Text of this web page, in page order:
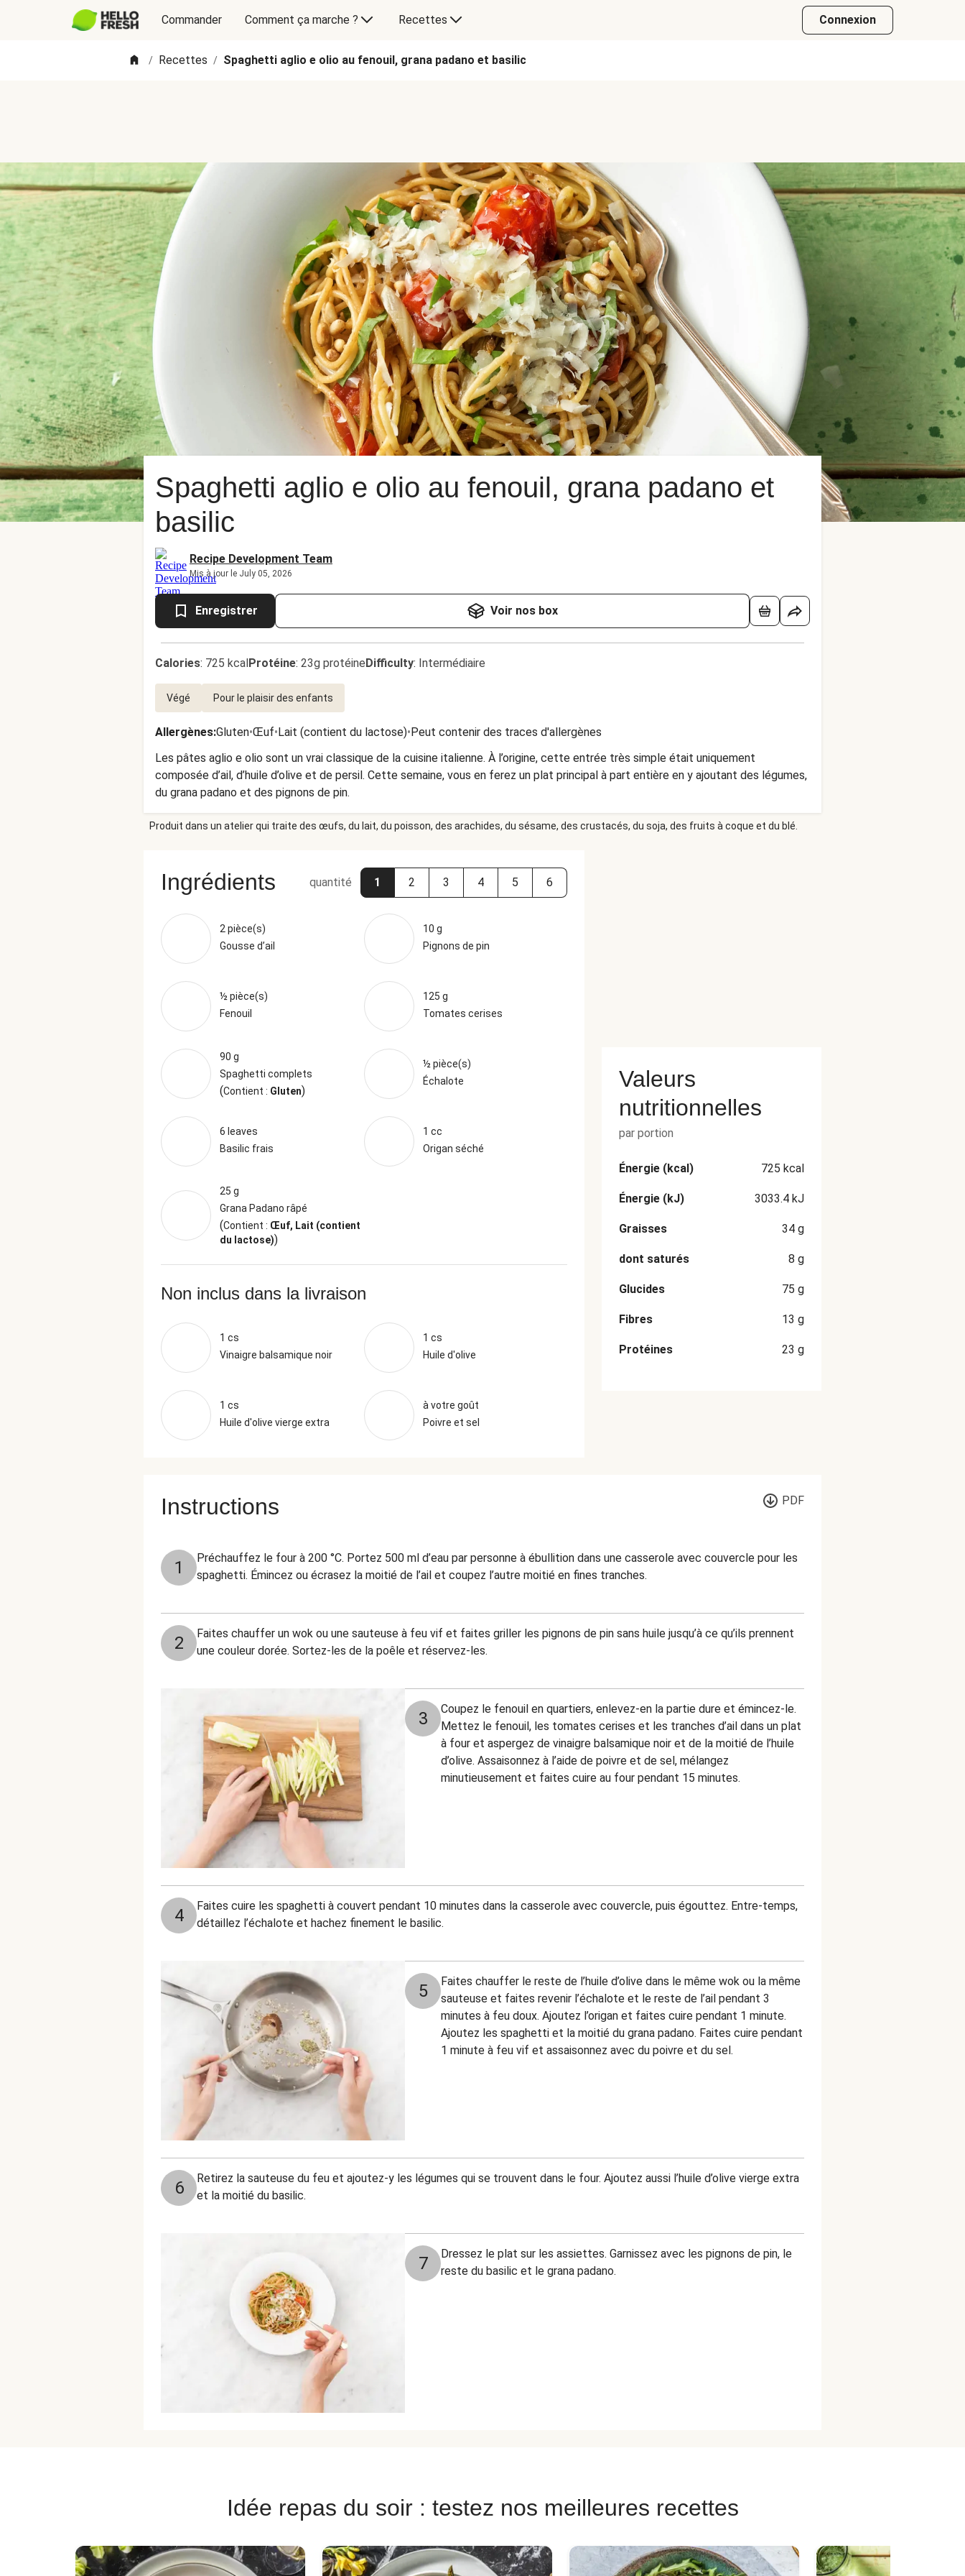
Commander Comment ça marche ? Recettes Connexion
/ Recettes / Spaghetti aglio e olio au fenouil, grana padano et basilic
Spaghetti aglio e olio au fenouil, grana padano et
basilic
Recipe Development Team
Mis à jour le July 05, 2026
Enregistrer Voir nos box
Calories: 725 kcalProtéine: 23g protéineDifficulty: Intermédiaire
Végé Pour le plaisir des enfants
Allergènes:Gluten•Œuf•Lait (contient du lactose)•Peut contenir des traces d'allergènes
Les pâtes aglio e olio sont un vrai classique de la cuisine italienne. À l’origine, cette entrée très simple était uniquement
composée d’ail, d’huile d’olive et de persil. Cette semaine, vous en ferez un plat principal à part entière en y ajoutant des légumes,
du grana padano et des pignons de pin.
Produit dans un atelier qui traite des œufs, du lait, du poisson, des arachides, du sésame, des crustacés, du soja, des fruits à coque et du blé.
Ingrédients quantité 1 2 3 4 5 6
2 pièce(s)
Gousse d’ail
10 g
Pignons de pin
½ pièce(s)
Fenouil
125 g
Tomates cerises
90 g
Spaghetti complets
(Contient : Gluten)
½ pièce(s)
Échalote
6 leaves
Basilic frais
1 cc
Origan séché
25 g
Grana Padano râpé
(Contient : Œuf, Lait (contient
du lactose))
Non inclus dans la livraison
1 cs
Vinaigre balsamique noir
1 cs
Huile d'olive
1 cs
Huile d'olive vierge extra
à votre goût
Poivre et sel
Valeurs
nutritionnelles
par portion
Énergie (kcal) 725 kcal
Énergie (kJ) 3033.4 kJ
Graisses 34 g
dont saturés 8 g
Glucides 75 g
Fibres 13 g
Protéines 23 g
Instructions PDF
1
Préchauffez le four à 200 °C. Portez 500 ml d’eau par personne à ébullition dans une casserole avec couvercle pour les
spaghetti. Émincez ou écrasez la moitié de l’ail et coupez l’autre moitié en fines tranches.
2
Faites chauffer un wok ou une sauteuse à feu vif et faites griller les pignons de pin sans huile jusqu’à ce qu’ils prennent
une couleur dorée. Sortez-les de la poêle et réservez-les.
3
Coupez le fenouil en quartiers, enlevez-en la partie dure et émincez-le.
Mettez le fenouil, les tomates cerises et les tranches d’ail dans un plat
à four et aspergez de vinaigre balsamique noir et de la moitié de l’huile
d’olive. Assaisonnez à l’aide de poivre et de sel, mélangez
minutieusement et faites cuire au four pendant 15 minutes.
4
Faites cuire les spaghetti à couvert pendant 10 minutes dans la casserole avec couvercle, puis égouttez. Entre-temps,
détaillez l’échalote et hachez finement le basilic.
5
Faites chauffer le reste de l’huile d’olive dans le même wok ou la même
sauteuse et faites revenir l’échalote et le reste de l’ail pendant 3
minutes à feu doux. Ajoutez l’origan et faites cuire pendant 1 minute.
Ajoutez les spaghetti et la moitié du grana padano. Faites cuire pendant
1 minute à feu vif et assaisonnez avec du poivre et du sel.
6
Retirez la sauteuse du feu et ajoutez-y les légumes qui se trouvent dans le four. Ajoutez aussi l’huile d’olive vierge extra
et la moitié du basilic.
7
Dressez le plat sur les assiettes. Garnissez avec les pignons de pin, le
reste du basilic et le grana padano.
Idée repas du soir : testez nos meilleures recettes